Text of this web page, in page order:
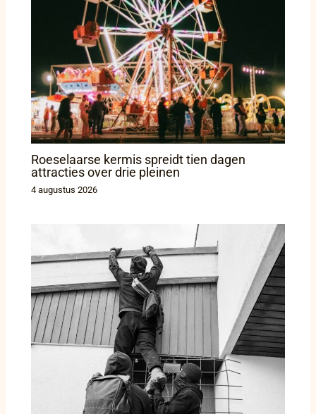
Roeselaarse kermis spreidt tien dagen
attracties over drie pleinen
4 augustus 2026